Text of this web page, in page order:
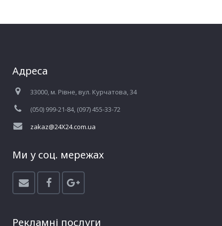
Адреса
33000, м. Рівне, вул. Курчатова, 34
(050) 999-21-84, (097) 455-33-72
zakaz@24X24.com.ua
Ми у соц. мережах
Рекламні послуги